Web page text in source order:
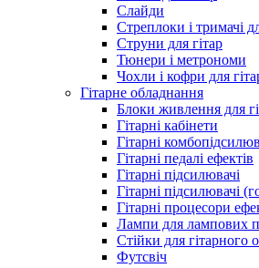
Слайди
Стреплоки і тримачі
Струни для гітар
Тюнери і метрономи
Чохли і кофри для
Гітарне обладнання
Блоки живлення для
Гітарні кабінети
Гітарні
Гітарні педалі ефектів
Гітарні підсилювачі
Гітарні підсилювачі
Гітарні процесори
Лампи для лампових
Стійки для гітарного
Футсвіч